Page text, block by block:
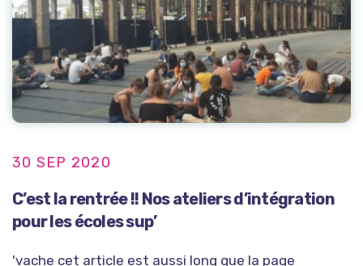
30 SEP 2020
C’est la rentrée !! Nos ateliers d’intégration
pour les écoles sup’
'vache cet article est aussi long que la page